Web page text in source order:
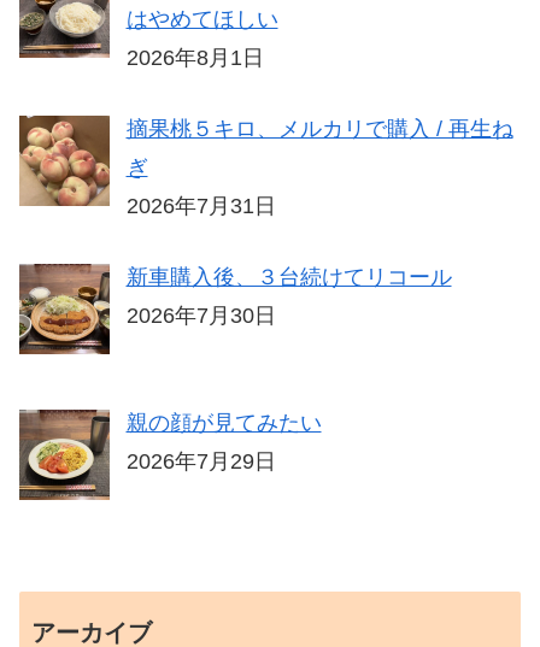
はやめてほしい
2026年8月1日
摘果桃５キロ、メルカリで購入 / 再生ね
ぎ
2026年7月31日
新車購入後、３台続けてリコール
2026年7月30日
親の顔が見てみたい
2026年7月29日
アーカイブ